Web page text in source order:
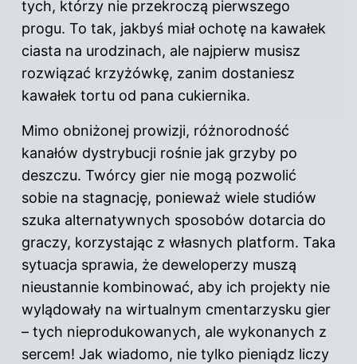
tych, którzy nie przekroczą pierwszego
progu. To tak, jakbyś miał ochotę na kawałek
ciasta na urodzinach, ale najpierw musisz
rozwiązać krzyżówkę, zanim dostaniesz
kawałek tortu od pana cukiernika.
Mimo obniżonej prowizji, różnorodność
kanałów dystrybucji rośnie jak grzyby po
deszczu. Twórcy gier nie mogą pozwolić
sobie na stagnację, ponieważ wiele studiów
szuka alternatywnych sposobów dotarcia do
graczy, korzystając z własnych platform. Taka
sytuacja sprawia, że deweloperzy muszą
nieustannie kombinować, aby ich projekty nie
wylądowały na wirtualnym cmentarzysku gier
– tych nieprodukowanych, ale wykonanych z
sercem! Jak wiadomo, nie tylko pieniądz liczy